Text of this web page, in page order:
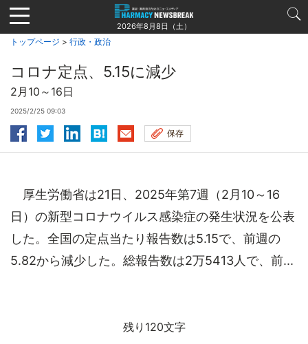
Jump
to
navigation
2026年8月8日（土）
トップページ > 行政・政治
コロナ定点、5.15に減少
2月10～16日
2025/2/25 09:03
保存
厚生労働省は21日、2025年第7週（2月10～16
日）の新型コロナウイルス感染症の発生状況を公表
した。全国の定点当たり報告数は5.15で、前週の
5.82から減少した。総報告数は2万5413人で、前...
残り120文字